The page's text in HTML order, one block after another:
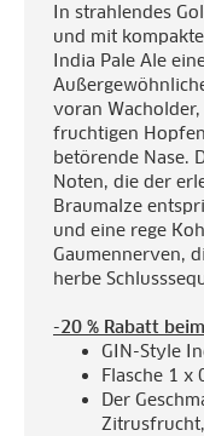
In strahlendes
und mit
India Pale Ale
voran
fruchtigen
betörende Nase.
Noten, die der
Braumalze
und eine rege
Gaumennerven,
herbe
-20 % Rabatt
GIN-Style
Flasche 1 x
Der